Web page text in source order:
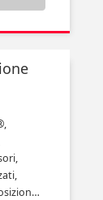
Slitte di regolazione e posizionamento Domino e accessori,